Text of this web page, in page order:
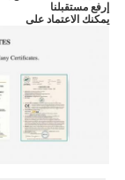
إرفع مستقبلنا
يمكنك الاعتماد على